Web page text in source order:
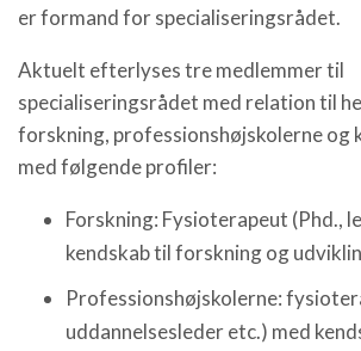
er formand for specialiseringsrådet.
Aktuelt efterlyses tre medlemmer til
specialiseringsrådet med relation til
forskning, professionshøjskolerne og
med følgende profiler:
Forskning: Fysioterapeut (Phd.,
kendskab til forskning og
Professionshøjskolerne:
uddannelsesleder etc.) med